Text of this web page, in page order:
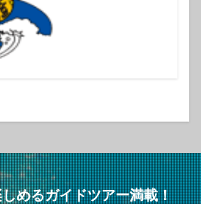
めるガイドツアー満載！